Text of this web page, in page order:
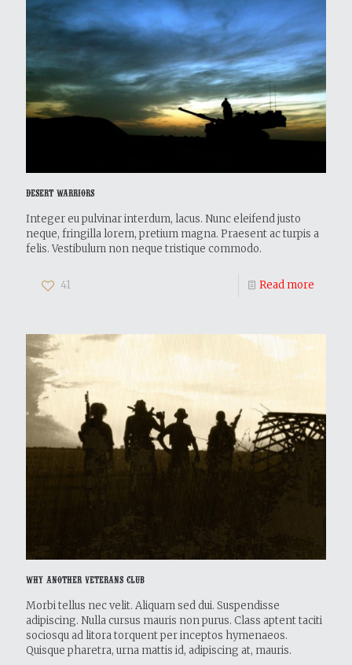
Desert Warriors
Integer eu pulvinar interdum, lacus. Nunc eleifend justo
neque, fringilla lorem, pretium magna. Praesent ac turpis a
felis. Vestibulum non neque tristique commodo.
41 Read more
Why Another Veterans Club
Morbi tellus nec velit. Aliquam sed dui. Suspendisse
adipiscing. Nulla cursus mauris non purus. Class aptent taciti
sociosqu ad litora torquent per inceptos hymenaeos.
Quisque pharetra, urna mattis id, adipiscing at, mauris.